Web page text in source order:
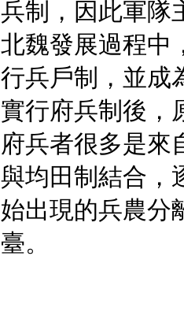
兵制，因此軍隊
北魏發展過程中
行兵戶制，並成
實行府兵制後，
府兵者很多是來
與均田制結合，
始出現的兵農分
臺。